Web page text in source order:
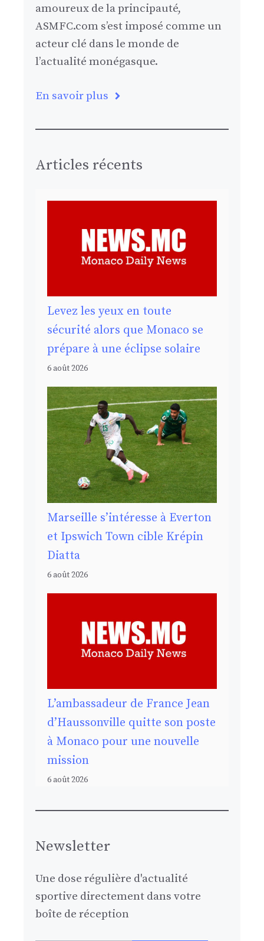
amoureux de la principauté,
ASMFC.com s’est imposé comme un
acteur clé dans le monde de
l’actualité monégasque.
En savoir plus
Articles récents
Levez les yeux en toute
sécurité alors que Monaco se
prépare à une éclipse solaire
6 août 2026
Marseille s’intéresse à Everton
et Ipswich Town cible Krépin
Diatta
6 août 2026
L’ambassadeur de France Jean
d’Haussonville quitte son poste
à Monaco pour une nouvelle
mission
6 août 2026
Newsletter
Une dose régulière d'actualité
sportive directement dans votre
boîte de réception